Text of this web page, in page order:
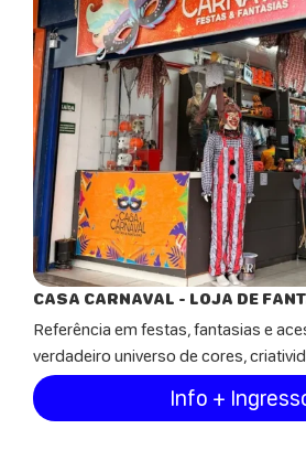
CASA CARNAVAL - LOJA DE
Referência em festas, fantasias e
verdadeiro universo de cores,
Info +